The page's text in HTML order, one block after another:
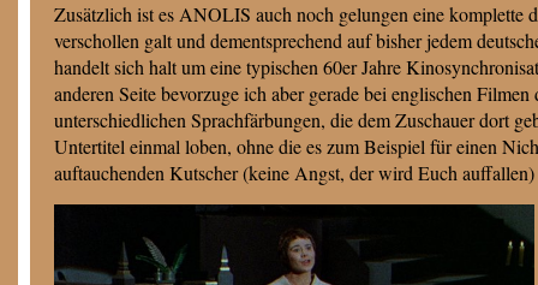
Zusätzlich ist es ANOLIS auch noch gelungen eine komplette
verschollen galt und dementsprechend auf bisher jedem
handelt sich halt um eine typischen 60er Jahre
anderen Seite bevorzuge ich aber gerade bei englischen
unterschiedlichen Sprachfärbungen, die dem Zuschauer dort
Untertitel einmal loben, ohne die es zum Beispiel für einen
auftauchenden Kutscher (keine Angst, der wird Euch auffallen)